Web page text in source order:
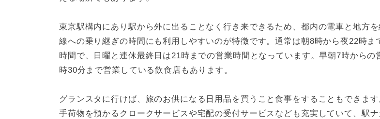
東京駅構内にあり駅から外に出ることなく行き来できるため、都内の電車と地方
線への乗り継ぎの時間にも利用しやすいのが特徴です。通常は朝8時から夜22時ま
時間で、日曜と連休最終日は21時までの営業時間となっています。早朝7時からの
時30分まで営業している飲食店もあります。
グランスタに行けば、旅のお供になる日用品を買うこと食事をすることもできます
手荷物を預かるクロークサービスや宅配の受付サービスなども充実していて、駅ナ